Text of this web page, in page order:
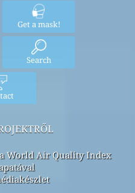
Get a mask!
Search
World Air Quality Index